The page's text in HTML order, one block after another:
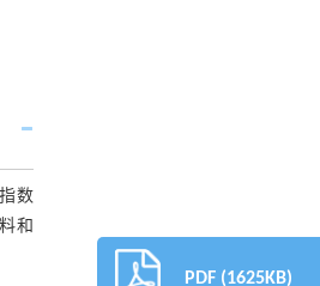
数
和
PDF (1625KB)